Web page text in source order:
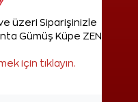
üzeri Siparişinizle
Gümüş Küpe ZEN'den
için tıklayın.